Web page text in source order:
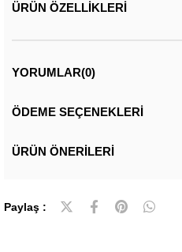
ÜRÜN ÖZELLIKLERI
YORUMLAR(0)
ÖDEME SEÇENEKLERI
ÜRÜN ÖNERILERI
Paylaş :